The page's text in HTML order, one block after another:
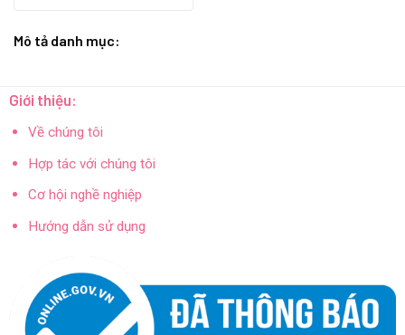
Mô tả danh mục:
Giới thiệu:
Về chúng tôi
Hợp tác với chúng tôi
Cơ hội nghề nghiệp
Hướng dẫn sử dụng